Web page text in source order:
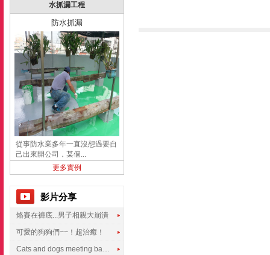
水抓漏工程
防水抓漏
從事防水業多年一直沒想過要自
己出來開公司，某個...
更多實例
影片分享
烙賽在褲底...男子相親大崩潰
可愛的狗狗們~~！超治癒！
Cats and dogs meeting babies for the first time